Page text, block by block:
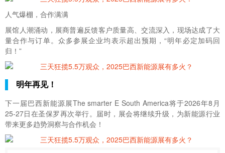
人气爆棚，合作满满
展馆人潮涌动，展商普遍反馈客户质量高、交流深入，现场达成了大
量合作与订单。众多参展企业均表示超出预期，“明年必定加码回
归！”
明年再见！
下一届巴西新能源展The smarter E South America将于2026年8月
25-27日在圣保罗再次举行。届时，展会将继续升级，为新能源行业
带来更多趋势洞察与合作机会！